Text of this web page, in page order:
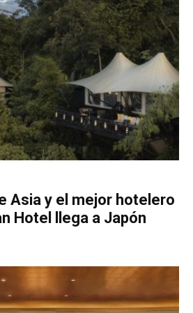
Asia y el mejor hotelero
Hotel llega a Japón